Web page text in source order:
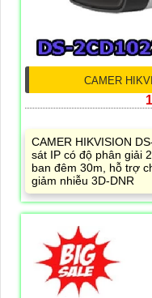
CAMER
CAMER HIKVISION
sát IP có độ phân giải
ban đêm 30m, hỗ trợ
giảm nhiễu 3D-DNR